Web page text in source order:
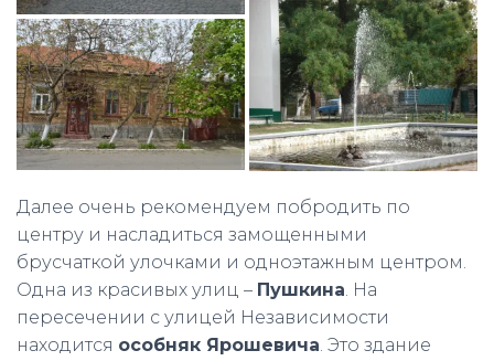
Далее очень рекомендуем побродить по
центру и насладиться замощенными
брусчаткой улочками и одноэтажным центром.
Одна из красивых улиц – Пушкина. На
пересечении с улицей Независимости
находится особняк Ярошевича. Это здание